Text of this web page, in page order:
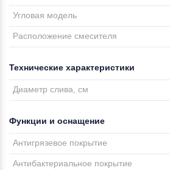
Угловая модель
Расположение смесителя
Технические характеристики
Диаметр слива, см
Функции и оснащение
Антигрязевое покрытие
Антибактериальное покрытие